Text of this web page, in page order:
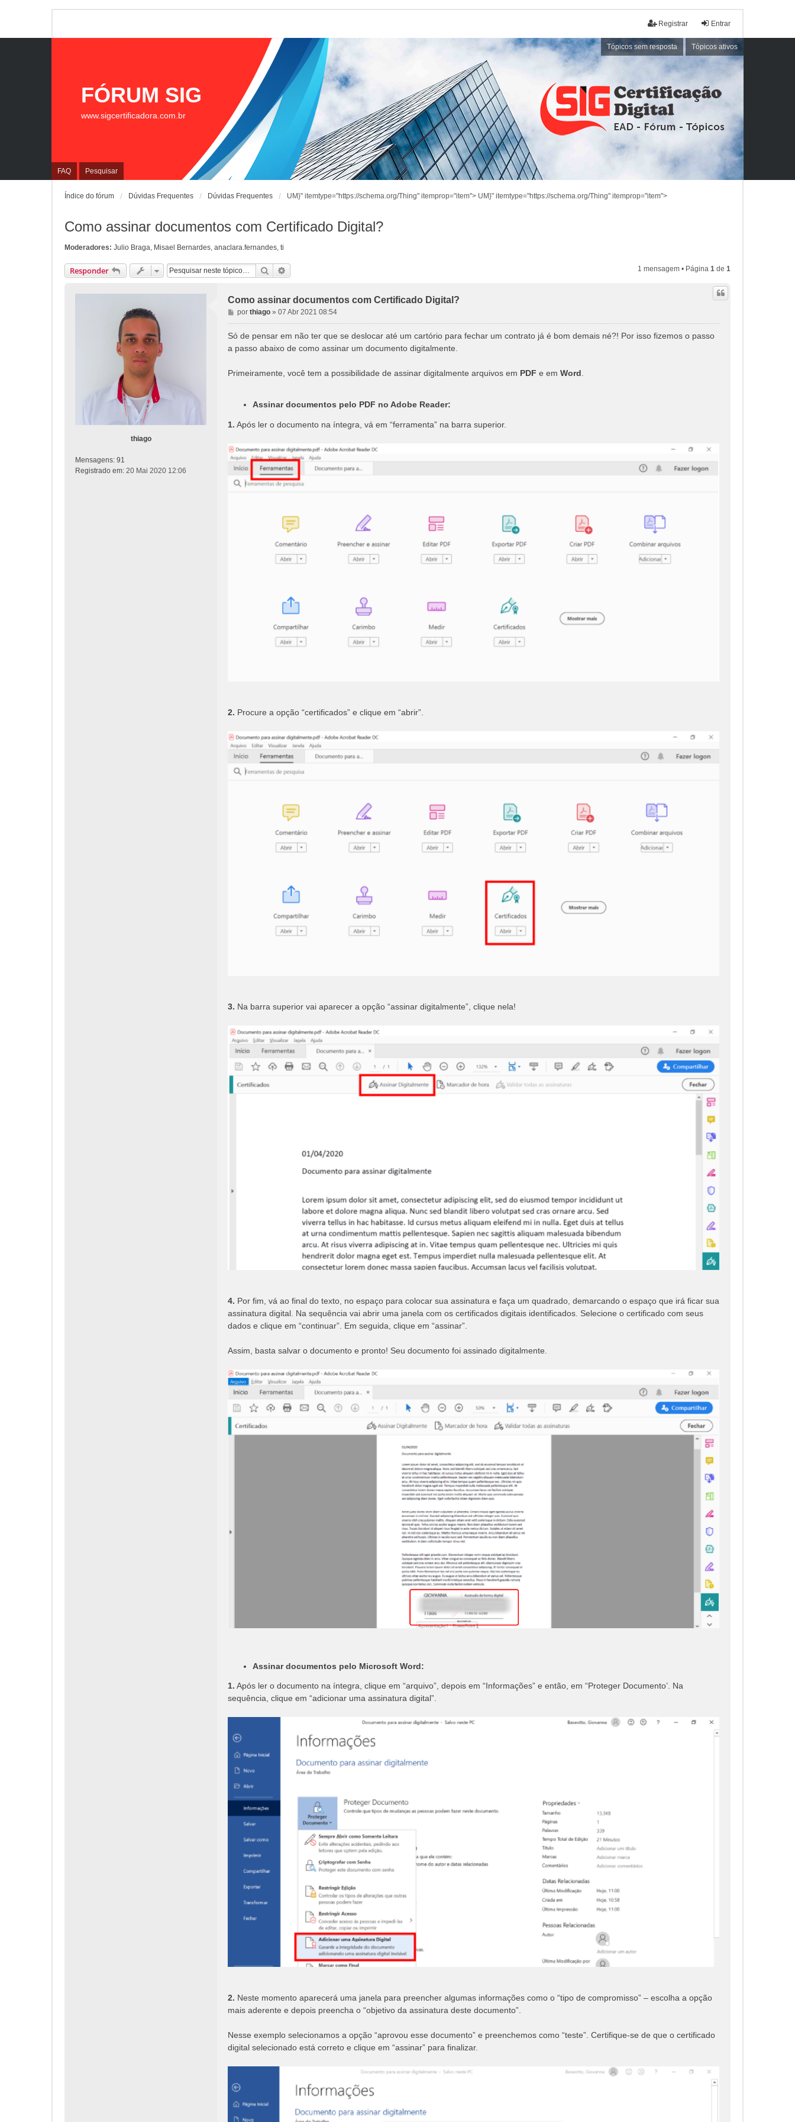
Entrar
Registrar
Tópicos sem resposta Tópicos ativos
FAQ Pesquisar
FÓRUM SIG
www.sigcertificadora.com.br
Índice do fórum Dúvidas Frequentes UM}" itemtype="https://schema.org/Thing" itemprop="item">
Dúvidas Frequentes UM}" itemtype="https://schema.org/Thing" itemprop="item">
Como assinar documentos com Certificado Digital?
Moderadores: Julio Braga, Misael Bernardes, anaclara.fernandes, ti
Responder Pesquisar 1 mensagem • Página 1 de 1
thiago
Mensagens: 91
Registrado em: 20 Mai 2020 12:06
Como assinar documentos com Certificado Digital?
M
e
n
a
e
por thiago» 07 Abr 2021 08:54
Só de pensar em não ter que se deslocar até um cartório para fechar um contrato já é bom demais né?! Por isso fizemos o passo
a passo abaixo de como assinar um documento digitalmente.
Primeiramente, você tem a possibilidade de assinar digitalmente arquivos em PDF e em Word
Assinar documentos pelo PDF no Adobe Reader:
1. Após ler o documento na íntegra, vá em “ferramenta” na barra superior.
2. Procure a opção “certificados” e clique em “abrir”.
3. Na barra superior vai aparecer a opção “assinar digitalmente”, clique nela!
4. Por fim, vá ao final do texto, no espaço para colocar sua assinatura e faça um quadrado, demarcando o espaço que irá ficar sua
assinatura digital. Na sequência vai abrir uma janela com os certificados digitais identificados. Selecione o certificado com seus
dados e clique em “continuar”. Em seguida, clique em “assinar”.
Assim, basta salvar o documento e pronto! Seu documento foi assinado digitalmente.
Assinar documentos pelo Microsoft Word:
1. Após ler o documento na íntegra, clique em “arquivo”, depois em “Informações” e então, em “Proteger Documento’. Na
sequência, clique em “adicionar uma assinatura digital”.
2. Neste momento aparecerá uma janela para preencher algumas informações como o “tipo de compromisso” – escolha a opção
mais aderente e depois preencha o “objetivo da assinatura deste documento”.
Nesse exemplo selecionamos a opção “aprovou esse documento” e preenchemos como “teste”. Certifique-se de que o certificado
digital selecionado está correto e clique em “assinar” para finalizar.